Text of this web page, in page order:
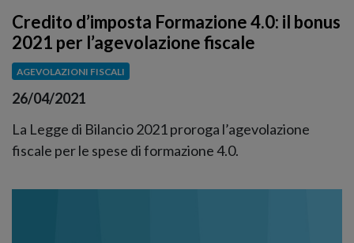
Credito d’imposta Formazione 4.0: il bonus
2021 per l’agevolazione fiscale
AGEVOLAZIONI FISCALI
26/04/2021
La Legge di Bilancio 2021 proroga l’agevolazione
fiscale per le spese di formazione 4.0.